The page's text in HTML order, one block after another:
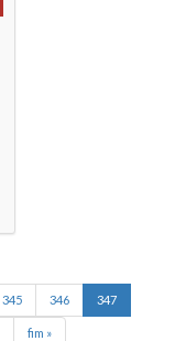
345 346 347
fim »